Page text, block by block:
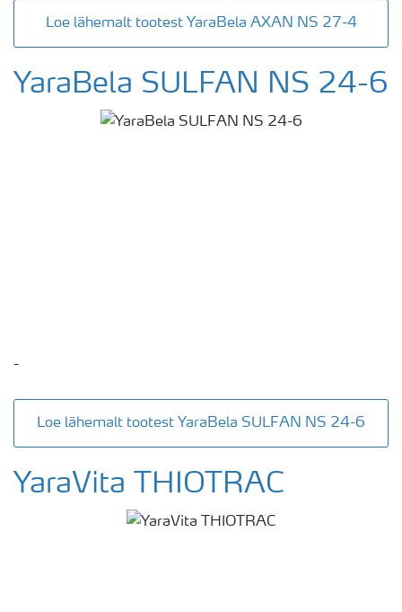
Loe lähemalt tootest YaraBela AXAN NS 27-4
YaraBela SULFAN NS 24-6
-
Loe lähemalt tootest YaraBela SULFAN NS 24-6
YaraVita THIOTRAC